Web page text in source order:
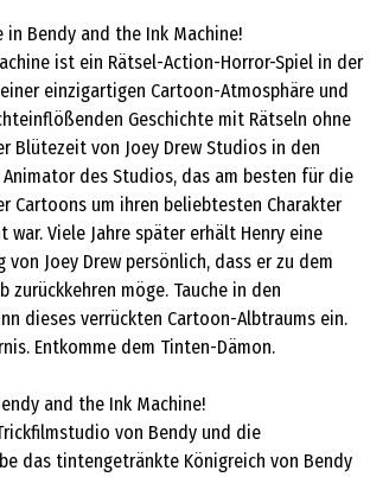
in Bendy and the Ink Machine!
ist ein Rätsel-Action-Horror-Spiel in der
einzigartigen Cartoon-Atmosphäre und
Geschichte mit Rätseln ohne
Blütezeit von Joey Drew Studios in den
des Studios, das am besten für die
Cartoons um ihren beliebtesten Charakter
war. Viele Jahre später erhält Henry eine
von Joey Drew persönlich, dass er zu dem
zurückkehren möge. Tauche in den
dieses verrückten Cartoon-Albtraums ein.
Entkomme dem Tinten-Dämon.
and the Ink Machine!
von Bendy und die
das tintengetränkte Königreich von Bendy